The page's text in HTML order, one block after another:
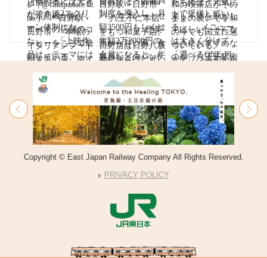
Copyright © East Japan Railway Company All Rights Reserved.
PRIVACY POLICY